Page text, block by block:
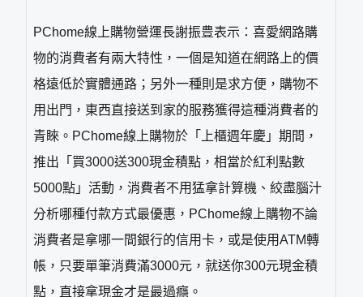
PChome線上購物營運長謝振豊表示：喜愛網路購
物的消費者有兩大特性，一個是知道在網路上的價
格遠低於實體通路；另外一種則是求方便，購物不
用出門，東西直接送到家的服務獲得這種消費者的
青睞。PChome線上購物於「上櫃週年慶」期間，
推出「買3000送300現金積點，相當於紅利點數
5000點」活動，消費者不用猛拿計算機、絞盡腦汁
分析哪種付款方式最優惠，PChome線上購物不論
消費者是拿哪一間銀行的信用卡，或是使用ATM轉
帳，只要單筆消費滿3000元，就送你300元現金積
點，直接拿現金才是最過癮。